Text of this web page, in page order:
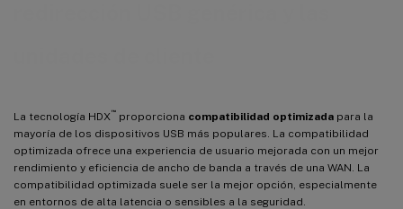
La tecnología HDX ™ proporciona compatibilidad optimizada para la
mayoría de los dispositivos USB más populares. La compatibilidad
optimizada ofrece una experiencia de usuario mejorada con un mejor
rendimiento y eficiencia de ancho de banda a través de una WAN. La
compatibilidad optimizada suele ser la mejor opción, especialmente
en entornos de alta latencia o sensibles a la seguridad.